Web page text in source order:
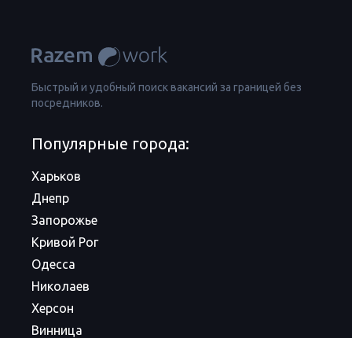
Быстрый и удобный поиск вакансий за границей без
посредников.
Популярные города:
Харьков
Днепр
Запорожье
Кривой Рог
Одесса
Николаев
Херсон
Винница